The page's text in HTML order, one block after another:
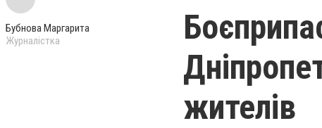
Бубнова Маргарита
Журналістка
жителів